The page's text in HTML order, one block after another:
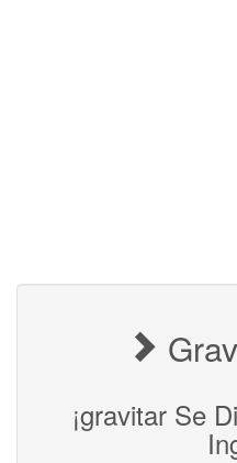
¡gravitar Se